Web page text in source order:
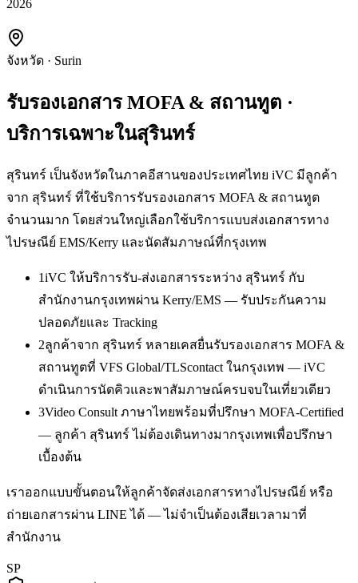
2026
จังหวัด · Surin
รับรองเอกสาร MOFA & สถานทูต ·
บริการเฉพาะในสุรินทร์
สุรินทร์ เป็นจังหวัดในภาคอีสานของประเทศไทย iVC มีลูกค้า
จาก สุรินทร์ ที่ใช้บริการรับรองเอกสาร MOFA & สถานทูต
จำนวนมาก โดยส่วนใหญ่เลือกใช้บริการแบบส่งเอกสารทาง
ไปรษณีย์ EMS/Kerry และนัดสัมภาษณ์ที่กรุงเทพ
1iVC ให้บริการรับ-ส่งเอกสารระหว่าง สุรินทร์ กับ
สำนักงานกรุงเทพผ่าน Kerry/EMS — รับประกันความ
ปลอดภัยและ Tracking
2ลูกค้าจาก สุรินทร์ หลายเคสยื่นรับรองเอกสาร MOFA &
สถานทูตที่ VFS Global/TLScontact ในกรุงเทพ — iVC
ดำเนินการนัดคิวและพาสัมภาษณ์ครบจบในเที่ยวเดียว
3Video Consult ภาษาไทยพร้อมที่ปรึกษา MOFA-Certified
— ลูกค้า สุรินทร์ ไม่ต้องเดินทางมากรุงเทพเพื่อปรึกษา
เบื้องต้น
เราออกแบบขั้นตอนให้ลูกค้าจัดส่งเอกสารทางไปรษณีย์ หรือ
ถ่ายเอกสารผ่าน LINE ได้ — ไม่จำเป็นต้องเสียเวลามาที่
สำนักงาน
SP